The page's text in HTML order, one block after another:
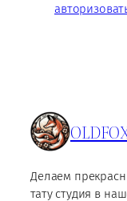
Делаем
тату студия в